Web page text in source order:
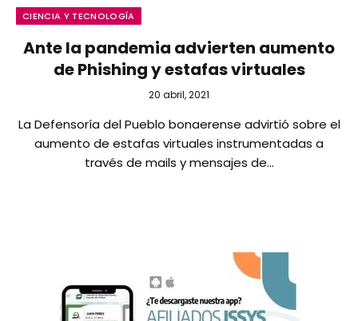
CIENCIA Y TECNOLOGÍA
Ante la pandemia advierten aumento
de Phishing y estafas virtuales
20 abril, 2021
La Defensoría del Pueblo bonaerense advirtió sobre el
aumento de estafas virtuales instrumentadas a
través de mails y mensajes de…